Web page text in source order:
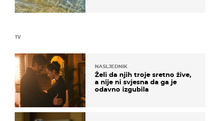
TV
NASLJEDNIK
Želi da njih troje sretno žive,
a nije ni svjesna da ga je
odavno izgubila